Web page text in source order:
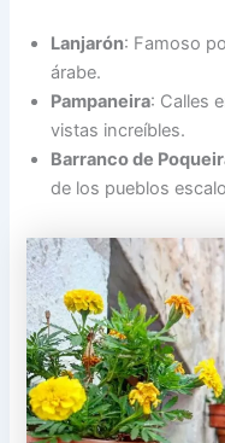
Lanjarón: Famoso
árabe.
Pampaneira: Calles
vistas increíbles.
Barranco de
de los pueblos